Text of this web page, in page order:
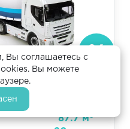
Вы соглашаетесь с
Вы можете
87.7 м